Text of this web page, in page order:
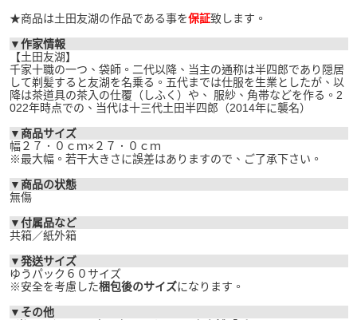
★商品は土田友湖の作品である事を保証致します。
▼作家情報
【土田友湖】
千家十職の一つ、袋師。二代以降、当主の通称は半四郎であり隠居
して剃髪すると友湖を名乗る。五代までは仕服を生業としたが、以
降は茶道具の茶入の仕覆（しふく）や、 服紗、角帯などを作る。2
022年時点での、当代は十三代土田半四郎（2014年に襲名）
▼商品サイズ
幅２７．０ｃｍ×２７．０ｃｍ
※最大幅。若干大きさに誤差はありますので、ご了承下さい。
▼商品の状態
無傷
▼付属品など
共箱／紙外箱
▼発送サイズ
ゆうパック６０サイズ
※安全を考慮した梱包後のサイズになります。
▼その他